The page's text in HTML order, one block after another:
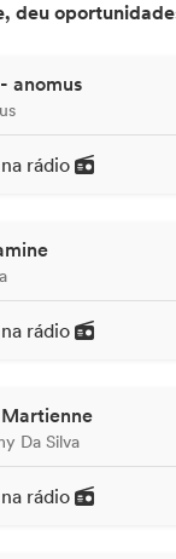
deu
anomus
rádio
rádio
Martienne
Da Silva
rádio